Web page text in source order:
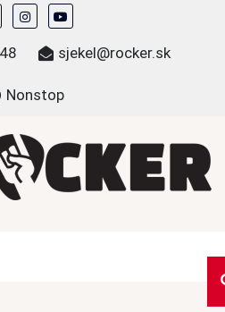
sjekel@rocker.sk
Nonstop